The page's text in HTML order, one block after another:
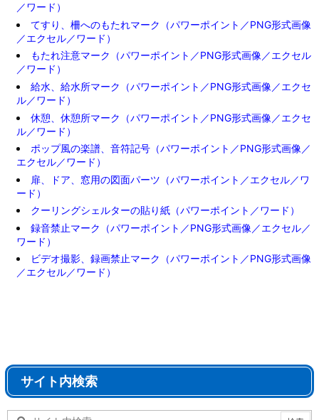
／ワード）
てすり、柵へのもたれマーク（パワーポイント／PNG形式画像
／エクセル／ワード）
もたれ注意マーク（パワーポイント／PNG形式画像／エクセル
／ワード）
給水、給水所マーク（パワーポイント／PNG形式画像／エクセ
ル／ワード）
休憩、休憩所マーク（パワーポイント／PNG形式画像／エクセ
ル／ワード）
ポップ風の楽譜、音符記号（パワーポイント／PNG形式画像／
エクセル／ワード）
扉、ドア、窓用の図面パーツ（パワーポイント／エクセル／ワ
ード）
クーリングシェルターの貼り紙（パワーポイント／ワード）
録音禁止マーク（パワーポイント／PNG形式画像／エクセル／
ワード）
ビデオ撮影、録画禁止マーク（パワーポイント／PNG形式画像
／エクセル／ワード）
サイト内検索